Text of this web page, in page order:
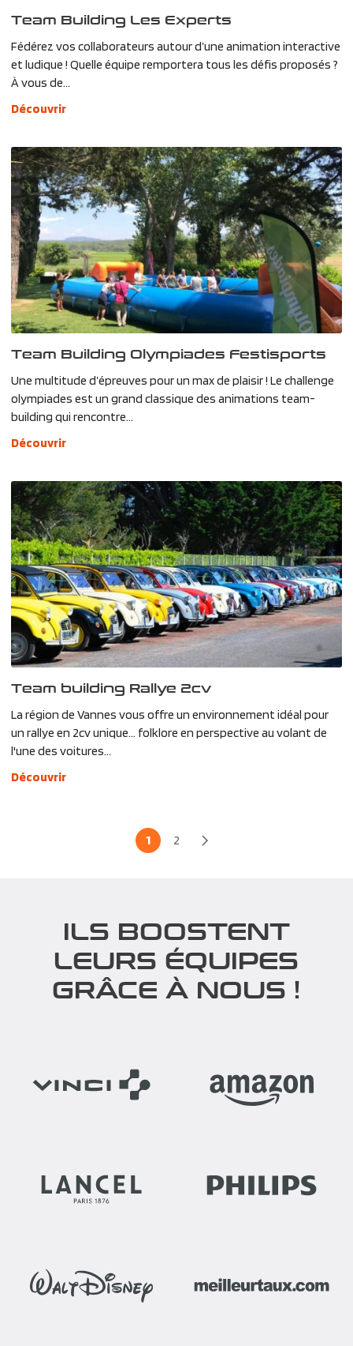
Team Building Les Experts
Fédérez vos collaborateurs autour d’une animation interactive
et ludique ! Quelle équipe remportera tous les défis proposés ?
À vous de...
Découvrir
Team Building Olympiades Festisports
Une multitude d’épreuves pour un max de plaisir ! Le challenge
olympiades est un grand classique des animations team-
building qui rencontre...
Découvrir
Team building Rallye 2cv
La région de Vannes vous offre un environnement idéal pour
un rallye en 2cv unique… folklore en perspective au volant de
l'une des voitures...
Découvrir
1 2
ILS BOOSTENT
LEURS ÉQUIPES
GRÂCE À NOUS !